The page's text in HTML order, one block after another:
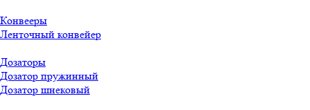
Конвееры
Ленточный конвейер
Дозаторы
Дозатор пружинный
Дозатор шнековый